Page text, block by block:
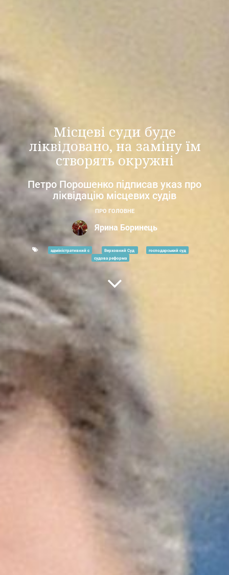
Місцеві суди буде
ліквідовано, на заміну їм
створять окружні
Петро Порошенко підписав указ про
ліквідацію місцевих судів
ПРО ГОЛОВНЕ
Ярина Боринець
адміністративний с Верховний Суд
господарський суд
судова реформа